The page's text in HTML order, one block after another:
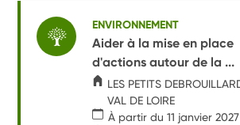
ENVIRONNEMENT
Aider à la mise en place
d'actions autour de la ...
LES PETITS
VAL DE LOIRE
À partir du 11 janvier 2027